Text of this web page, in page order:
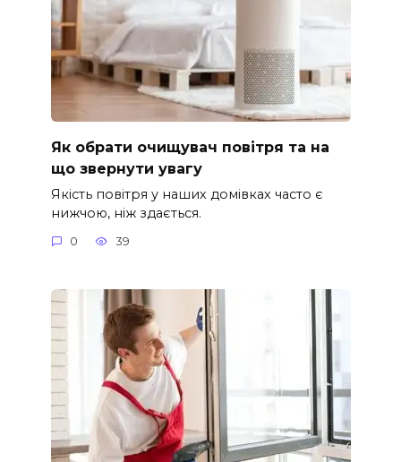
Як обрати очищувач повітря та на
що звернути увагу
Якість повітря у наших домівках часто є
нижчою, ніж здається.
0 39